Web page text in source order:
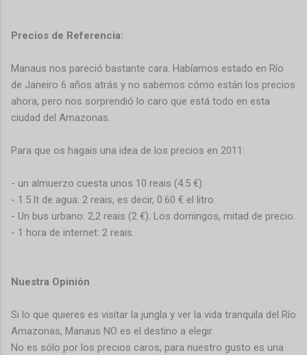
Precios de Referencia:
Manaus nos pareció bastante cara. Habíamos estado en Río
de Janeiro 6 años atrás y no sabemos cómo están los precios
ahora, pero nos sorprendió lo caro que está todo en esta
ciudad del Amazonas.
Para que os hagais una idea de los precios en 2011:
- un almuerzo cuesta unos 10 reais (4.5 €)
- 1.5 lt de agua: 2 reais, es decir, 0.60 € el litro.
- Un bus urbano: 2,2 reais (2 €). Los domingos, mitad de precio.
- 1 hora de internet: 2 reais.
Nuestra Opinión
Si lo que quieres es visitar la jungla y ver la vida tranquila del Río
Amazonas, Manaus NO es el destino a elegir.
No es sólo por los precios caros, para nuestro gusto es una